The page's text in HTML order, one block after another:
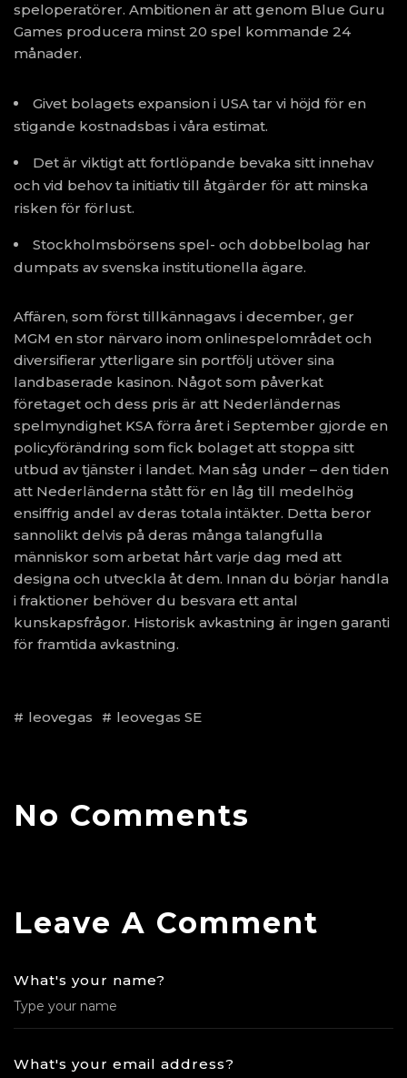
speloperatörer. Ambitionen är att genom Blue Guru
Games producera minst 20 spel kommande 24
månader.
Givet bolagets expansion i USA tar vi höjd för en
stigande kostnadsbas i våra estimat.
Det är viktigt att fortlöpande bevaka sitt innehav
och vid behov ta initiativ till åtgärder för att minska
risken för förlust.
Stockholmsbörsens spel- och dobbelbolag har
dumpats av svenska institutionella ägare.
Affären, som först tillkännagavs i december, ger
MGM en stor närvaro inom onlinespelområdet och
diversifierar ytterligare sin portfölj utöver sina
landbaserade kasinon. Något som påverkat
företaget och dess pris är att Nederländernas
spelmyndighet KSA förra året i September gjorde en
policyförändring som fick bolaget att stoppa sitt
utbud av tjänster i landet. Man såg under – den tiden
att Nederländerna stått för en låg till medelhög
ensiffrig andel av deras totala intäkter. Detta beror
sannolikt delvis på deras många talangfulla
människor som arbetat hårt varje dag med att
designa och utveckla åt dem. Innan du börjar handla
i fraktioner behöver du besvara ett antal
kunskapsfrågor. Historisk avkastning är ingen garanti
för framtida avkastning.
leovegas leovegas SE
No Comments
Leave A Comment
What's your name?
What's your email address?